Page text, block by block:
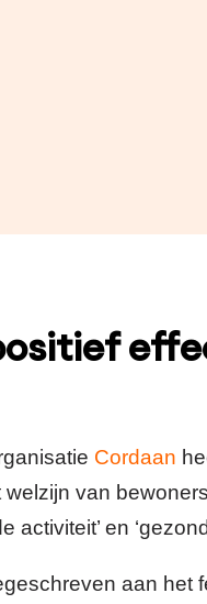
Cordaan
van
activiteit’ en
aan het